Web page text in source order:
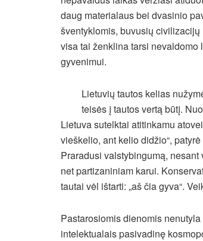
daug materialaus bei dvasinio
šventyklomis, buvusių
visa tai ženklina tarsi
gyvenimui.
Lietuvių tautos kelias
teisės į tautos vertą būtį.
Lietuva sutelktai atitinkamu
vieškelio, ant kelio didžio“,
Praradusi valstybingumą,
net partizaniniam karui.
tautai vėl ištarti: „aš čia gyva“.
Pastarosiomis dienomis
intelektualais pasivadinę